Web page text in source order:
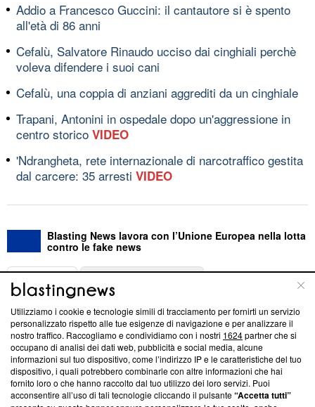
Addio a Francesco Guccini: il cantautore si è spento
all'età di 86 anni
Cefalù, Salvatore Rinaudo ucciso dai cinghiali perchè
voleva difendere i suoi cani
Cefalù, una coppia di anziani aggrediti da un cinghiale
Trapani, Antonini in ospedale dopo un'aggressione in
centro storico VIDEO
'Ndrangheta, rete internazionale di narcotraffico gestita
dal carcere: 35 arresti VIDEO
Blasting News lavora con l’Unione Europea nella lotta
contro le fake news
ABOUT
Questa sezione offre informazioni trasparenti su Blasting
News, sui nostri processi editoriali e su come ci impegniamo a
creare news di qualità. Inoltre, afferma la nostra aderenza a
‘Trust Project - News with Integrity’Blasting News non è
ancora membro del programma, ma ha richiesto di farne
parte; Trust Project non ha ancora effettuato una verifica di
Utilizziamo i cookie e tecnologie simili di tracciamento per fornirti un servizio
personalizzato rispetto alle tue esigenze di navigazione e per analizzare il
nostro traffico. Raccogliamo e condividiamo con i nostri 1624partner che si
occupano di analisi dei dati web, pubblicità e social media, alcune
informazioni sul tuo dispositivo, come l’indirizzo IP e le caratteristiche del tuo
dispositivo, i quali potrebbero combinarle con altre informazioni che hai
fornito loro o che hanno raccolto dal tuo utilizzo dei loro servizi. Puoi
acconsentire all’uso di tali tecnologie cliccando il pulsante“Accetta tutti”